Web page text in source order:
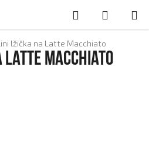
Hledat
KOŠÍK
lžička na Latte Macchiato
Macchiato